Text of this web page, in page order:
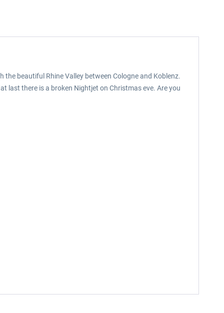
beautiful Rhine Valley between Cologne and Koblenz.
last there is a broken Nightjet on Christmas eve. Are you